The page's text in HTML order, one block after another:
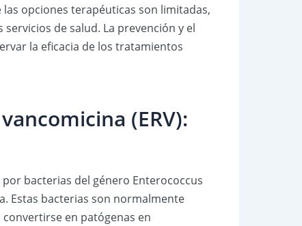
opciones terapéuticas son limitadas,
de salud. La prevención y el
la eficacia de los tratamientos
(ERV):
bacterias del género Enterococcus
Estas bacterias son normalmente
en patógenas en